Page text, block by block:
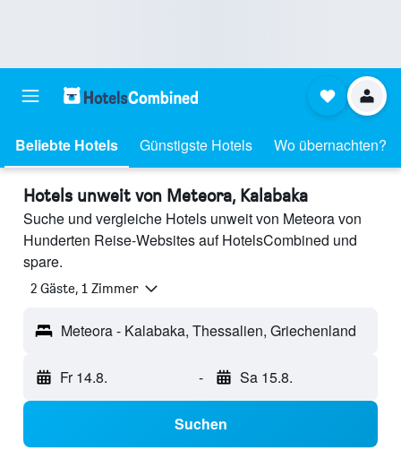
Beliebte Hotels Günstigste Hotels Wo übernachten?
Hotels unweit von Meteora, Kalabaka
Suche und vergleiche Hotels unweit von Meteora von
Hunderten Reise-Websites auf HotelsCombined und
spare.
2 Gäste, 1 Zimmer
Meteora - Kalabaka, Thessalien, Griechenland
Fr 14.8. - Sa 15.8.
Suchen